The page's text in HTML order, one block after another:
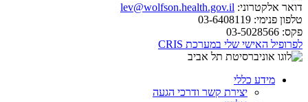
דואר אלקטרוני: lev@wolfson.health.gov.il
טלפון פנימי:
פקס:
לפרופיל האישי שלי במערכת CRIS
מידע כללי
יצירת קשר ודרכי הגעה